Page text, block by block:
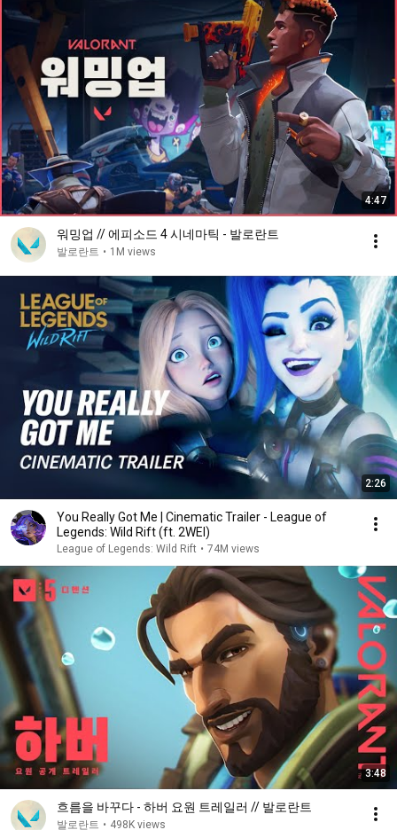
오메가 차원에서는 레디어나이트를 탈환해오거나, 저지에
성공하면 영웅으로 추대됨. - 킹덤사가 선의축임
탈환/저지에 성공은 킹덤사가 레디어나이트를 인류를 위
해 사용하는 입장.( 신맵을 통해 밝혀진 사실로써 킹덤이 인
류를 위해 좋은쪽으로 사용하고있음, 무기화가 아닌 수중
도시 복구작업. 킬조이는 해킹도중 오메가 지구는 레디어
나이트를 무기로 사용하지 않는것에 대한 당황함을 나타
냄.)
6.체임버는 알파/오메가의 대한 입장을 이미 알고있다.
체임버는 한때 킹덤에 대해 잘 알고있을만큼 오래 일했다.
(전 킹덤 무기디자이너) 또 다른 차원에 자신을 이미 알고있
다.
프랙처를 박살낸것으로 가장 유력한 용의자로써, 알파/오
(현 프렉처)를 파괴함.
알파차원에서 오메가 침입을 위한 설계도를 브림스톤에게
넘기는등 무한한 신뢰를 얻으려 노력중. 무슨 꿍꿍이인지
는 아무도 모름.
번외
케이/오는 어떤 지구에서도 존재하는 모양인데, 그 뜻은 미
래에는 반드시 인간vs레디언트 대립구도가 발생한다는 이
미래의 레디언트의 리더는 레이나로써 체임버는 레이나를
부추기는(?) 듯한 스탠스를 취하고 있음.
4:47
워밍업 // 에피소드 4 시네마틱 - 발로란트
발로란트 • 1M views
2:26
You Really Got Me | Cinematic Trailer - League of
Legends: Wild Rift (ft. 2WEI)
League of Legends: Wild Rift • 74M views
3:48
흐름을 바꾸다 - 하버 요원 트레일러 // 발로란트
발로란트 • 498K views